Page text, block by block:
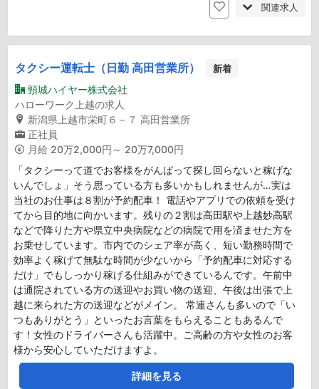
関連求人
タクシー運転士（日勤 高田営業所） 新着
頸城ハイヤー株式会社
ハローワーク上越の求人
新潟県上越市栄町６－７ 高田営業所
正社員
月給 20万2,000円～ 20万7,000円
「タクシーって道でお客様をがんばって探し回らないと稼げな
いんでしょ」そう思っている方も多いかもしれませんが…実は
当社のお仕事は８割が予約配車！ 電話やアプリでの依頼を受け
てから目的地に向かいます。残りの２割は高田駅や上越妙高駅
などで降りた方や県立中央病院などの病院で用を済ませた方を
お乗せしています。市内でのシェア率が高く、短い勤務時間で
効率よく稼げて無駄な時間が少ないから「予約配車に対応する
だけ」でもしっかり稼げる仕組みができているんです。午前中
は通院されている方の送迎やお買い物の送迎、午後は出張で上
越に来られた方の送迎などがメイン。 常連さんも多いので「い
つもありがとう」といったお言葉をもらえることもあるんで
す！女性のドライバーさんも活躍中。ご高齢の方や女性のお客
様から安心していただけますよ。
詳細を見る